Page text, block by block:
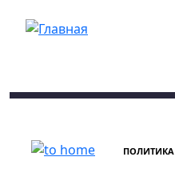
ПОЛИТИКА